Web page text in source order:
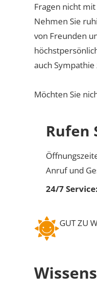
Fragen nicht
Nehmen Sie
von Freunden
auch
Möchten Sie
Rufen
Anruf und
24/7 Service:
GUT ZU